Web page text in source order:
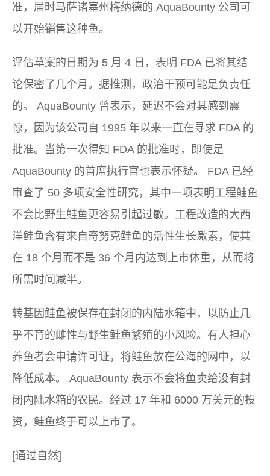
准，届时马萨诸塞州梅纳德的 AquaBounty 公司可
以开始销售这种鱼。
评估草案的日期为 5 月 4 日，表明 FDA 已将其结
论保密了几个月。据推测，政治干预可能是负责任
的。 AquaBounty 曾表示，延迟不会对其感到震
惊，因为该公司自 1995 年以来一直在寻求 FDA 的
批准。当第一次得知 FDA 的批准时，即使是
AquaBounty 的首席执行官也表示怀疑。 FDA 已经
审查了 50 多项安全性研究，其中一项表明工程鲑鱼
不会比野生鲑鱼更容易引起过敏。工程改造的大西
洋鲑鱼含有来自奇努克鲑鱼的活性生长激素，使其
在 18 个月而不是 36 个月内达到上市体重，从而将
所需时间减半。
转基因鲑鱼被保存在封闭的内陆水箱中，以防止几
乎不育的雌性与野生鲑鱼繁殖的小风险。有人担心
养鱼者会申请许可证，将鲑鱼放在公海的网中，以
降低成本。 AquaBounty 表示不会将鱼卖给没有封
闭内陆水箱的农民。经过 17 年和 6000 万美元的投
资，鲑鱼终于可以上市了。
[通过自然]